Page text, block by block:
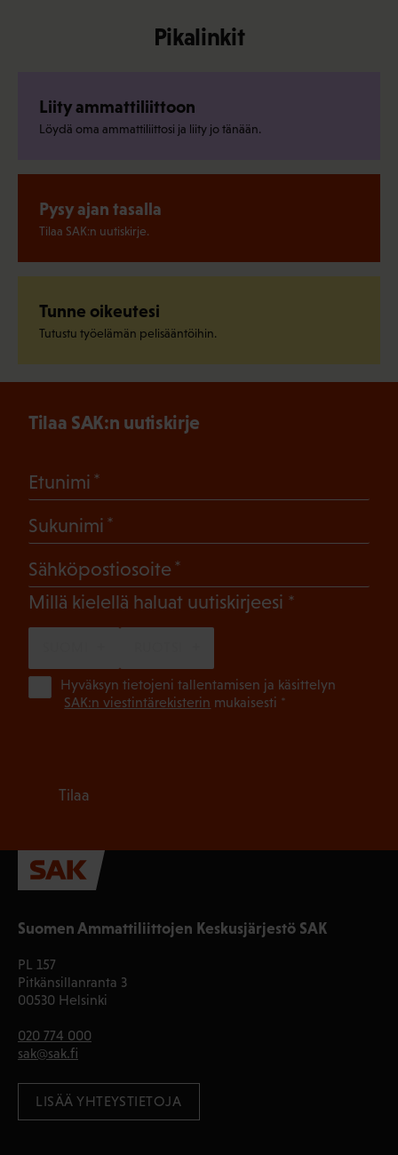
Pikalinkit
Liity ammattiliittoon
Löydä oma ammattiliittosi ja liity jo tänään.
Pysy ajan tasalla
Tilaa SAK:n uutiskirje.
Tunne oikeutesi
Tutustu työelämän pelisääntöihin.
Suomen Ammattiliittojen Keskusjärjestö SAK
PL 157
Pitkänsillanranta 3
00530 Helsinki
020 774 000
sak@sak.fi
LISÄÄ YHTEYSTIETOJA
Tilaa SAK:n uutiskirje
Etunimi
Sukunimi
Sähköpostiosoite
Millä kielellä haluat uutiskirjeesi (Pakollinen)
Hyväksyn tietojeni tallentamisen ja käsittelyn
SAK:n viestintärekisterin mukaisesti *
Tilaa